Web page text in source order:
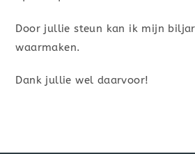
Door jullie steun kan ik mijn
waarmaken.
Dank jullie wel daarvoor!